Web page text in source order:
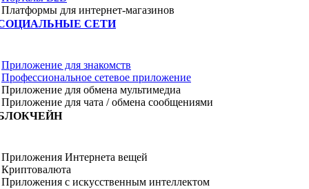
Платформы для интернет-магазинов
СЕТИ
Приложение для знакомств
Профессиональное сетевое приложение
Приложение для обмена мультимедиа
Приложение для чата / обмена сообщениями
Приложения Интернета вещей
Криптовалюта
Приложения с искусственным интеллектом